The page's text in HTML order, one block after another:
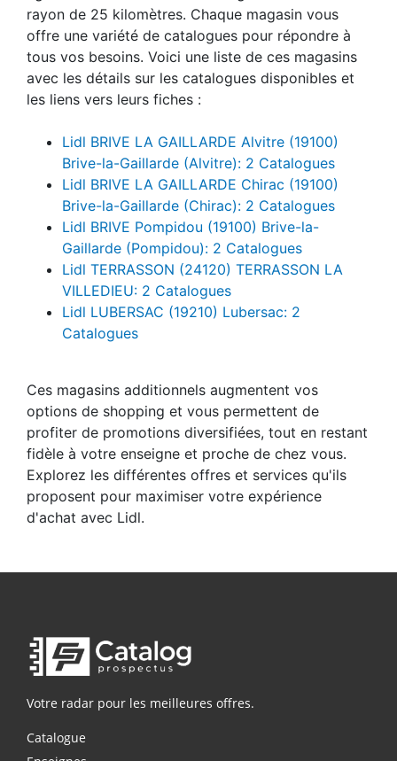
rayon de 25 kilomètres. Chaque magasin vous
offre une variété de catalogues pour répondre à
tous vos besoins. Voici une liste de ces magasins
avec les détails sur les catalogues disponibles et
les liens vers leurs fiches :
Lidl BRIVE LA GAILLARDE Alvitre (19100)
Brive-la-Gaillarde (Alvitre): 2 Catalogues
Lidl BRIVE LA GAILLARDE Chirac (19100)
Brive-la-Gaillarde (Chirac): 2 Catalogues
Lidl BRIVE Pompidou (19100) Brive-la-
Gaillarde (Pompidou): 2 Catalogues
Lidl TERRASSON (24120) TERRASSON LA
VILLEDIEU: 2 Catalogues
Lidl LUBERSAC (19210) Lubersac: 2
Catalogues
Ces magasins additionnels augmentent vos
options de shopping et vous permettent de
profiter de promotions diversifiées, tout en restant
fidèle à votre enseigne et proche de chez vous.
Explorez les différentes offres et services qu'ils
proposent pour maximiser votre expérience
d'achat avec Lidl.
Votre radar pour les meilleures offres.
Catalogue